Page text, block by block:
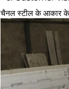
चैनल स्टील के आकार के